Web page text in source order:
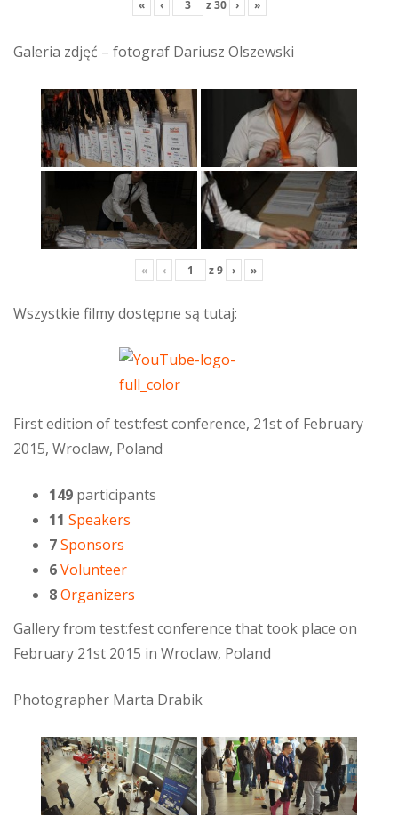
« ‹ z30 › »
Galeria zdjęć – fotograf Dariusz Olszewski
« ‹ z9 › »
Wszystkie filmy dostępne są tutaj:
First edition of test:fest conference, 21st of February
2015, Wroclaw, Poland
149 participants
11 Speakers
7Sponsors
6Volunteer
8Organizers
Gallery from test:fest conference that took place on
February 21st 2015 in Wroclaw, Poland
Photographer Marta Drabik